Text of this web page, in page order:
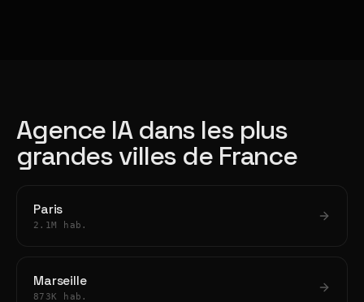
Agence IA dans les plus
grandes villes de France
Paris
2.1M hab.
Marseille
873K hab.